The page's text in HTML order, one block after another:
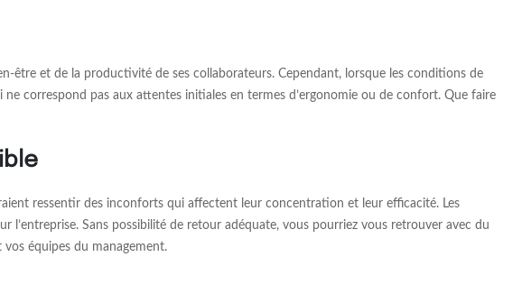
et de la productivité de ses collaborateurs. Cependant, lorsque les conditions de
correspond pas aux attentes initiales en termes d’ergonomie ou de confort. Que faire
ressentir des inconforts qui affectent leur concentration et leur efficacité. Les
Sans possibilité de retour adéquate, vous pourriez vous retrouver avec du
équipes du management.